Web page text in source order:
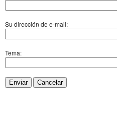
Su dirección de e-mail:
Tema:
Enviar Cancelar